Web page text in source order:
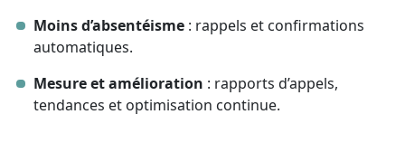
Moins d’absentéisme : rappels et confirmations
automatiques.
Mesure et amélioration : rapports d’appels,
tendances et optimisation continue.